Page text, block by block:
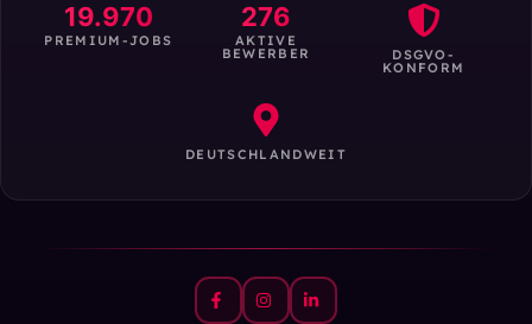
19.970
PREMIUM-JOBS
276
AKTIVE
BEWERBER DSGVO-
KONFORM
DEUTSCHLANDWEIT